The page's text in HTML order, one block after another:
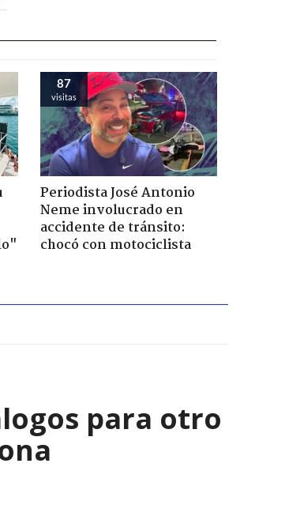
87
visitas
Periodista José Antonio
Neme involucrado en
accidente de tránsito:
chocó con motociclista
para otro